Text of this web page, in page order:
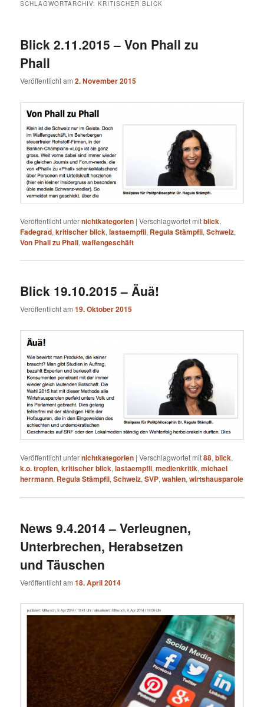
SCHLAGWORTARCHIV:KRITISCHER BLICK
Blick 2.11.2015 – Von Phall zu
Phall
Veröffentlicht am2. November 2015
Veröffentlicht unternichtkategorien |Verschlagwortet mitblick,
Fadegrad,kritischer blick,lastaempfli, Regula Stämpfli,Schweiz,
Von Phall zu Phall,waffengeschäft
Blick 19.10.2015 – Äuä!
Veröffentlicht am19. Oktober 2015
Veröffentlicht unternichtkategorien |Verschlagwortet mit88,blick,
k.o. tropfen,kritischer blick,lastaempfli,medienkritik,michael
herrmann, Regula Stämpfli,Schweiz,SVP,wahlen,wirtshausparole
News 9.4.2014 – Verleugnen,
Unterbrechen, Herabsetzen
und Täuschen
Veröffentlicht am18. April 2014